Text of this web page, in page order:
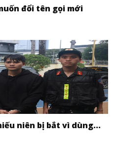
đổi tên gọi mới
niên bị bắt vì dùng...